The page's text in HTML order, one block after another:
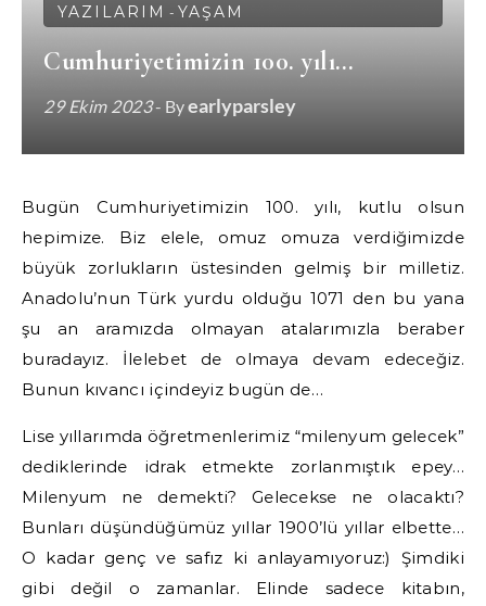
YAZILARIM - YAŞAM
Cumhuriyetimizin 100. yılı…
29 Ekim 2023- Byearlyparsley
Bugün Cumhuriyetimizin 100. yılı, kutlu olsun
hepimize. Biz elele, omuz omuza verdiğimizde
büyük zorlukların üstesinden gelmiş bir milletiz.
Anadolu’nun Türk yurdu olduğu 1071 den bu yana
şu an aramızda olmayan atalarımızla beraber
buradayız. İlelebet de olmaya devam edeceğiz.
Bunun kıvancı içindeyiz bugün de…
Lise yıllarımda öğretmenlerimiz “milenyum gelecek”
dediklerinde idrak etmekte zorlanmıştık epey…
Milenyum ne demekti? Gelecekse ne olacaktı?
Bunları düşündüğümüz yıllar 1900’lü yıllar elbette…
O kadar genç ve safız ki anlayamıyoruz:) Şimdiki
gibi değil o zamanlar. Elinde sadece kitabın,